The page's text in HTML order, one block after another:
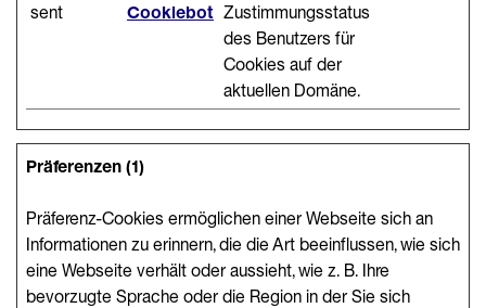
sent
Cookiebot Zustimmungsstatus
des Benutzers für
Cookies auf der
aktuellen Domäne.
Präferenzen (1)
Präferenz-Cookies ermöglichen einer Webseite sich an
Informationen zu erinnern, die die Art beeinflussen, wie sich
eine Webseite verhält oder aussieht, wie z. B. Ihre
bevorzugte Sprache oder die Region in der Sie sich